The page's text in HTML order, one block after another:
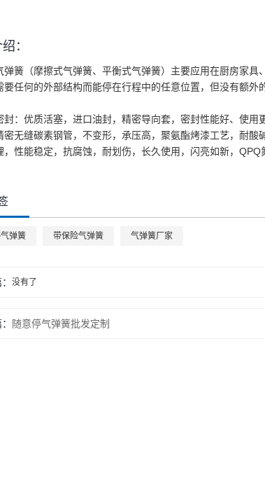
：
弹簧（摩擦式气弹簧、平衡式气弹簧）主要应用在厨房家
要任何的外部结构而能停在行程中的任意位置，但没有额外
封：优质活塞，进口油封，精密导向套，密封性能好、使用
密无缝碳素钢管，不变形，承压高，聚氨酯烤漆工艺，耐酸
，性能稳定，抗腐蚀，耐划伤，长久使用，闪亮如新，
弹簧 带保险气弹簧 气弹簧厂家
没有了
随意停气弹簧批发定制